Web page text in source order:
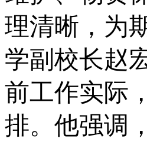
理清晰，为
学副校长赵
前工作实际
排。他强调